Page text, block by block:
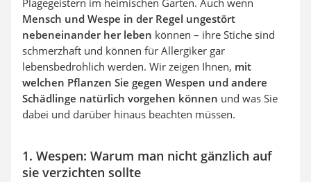
Plagegeistern im heimischen Garten. Auch wenn
Mensch und Wespe in der Regel ungestört
nebeneinander her leben können – ihre Stiche sind
schmerzhaft und können für Allergiker gar
lebensbedrohlich werden. Wir zeigen Ihnen, mit
welchen Pflanzen Sie gegen Wespen und andere
Schädlinge natürlich vorgehen können und was Sie
dabei und darüber hinaus beachten müssen.
1. Wespen: Warum man nicht gänzlich auf
sie verzichten sollte